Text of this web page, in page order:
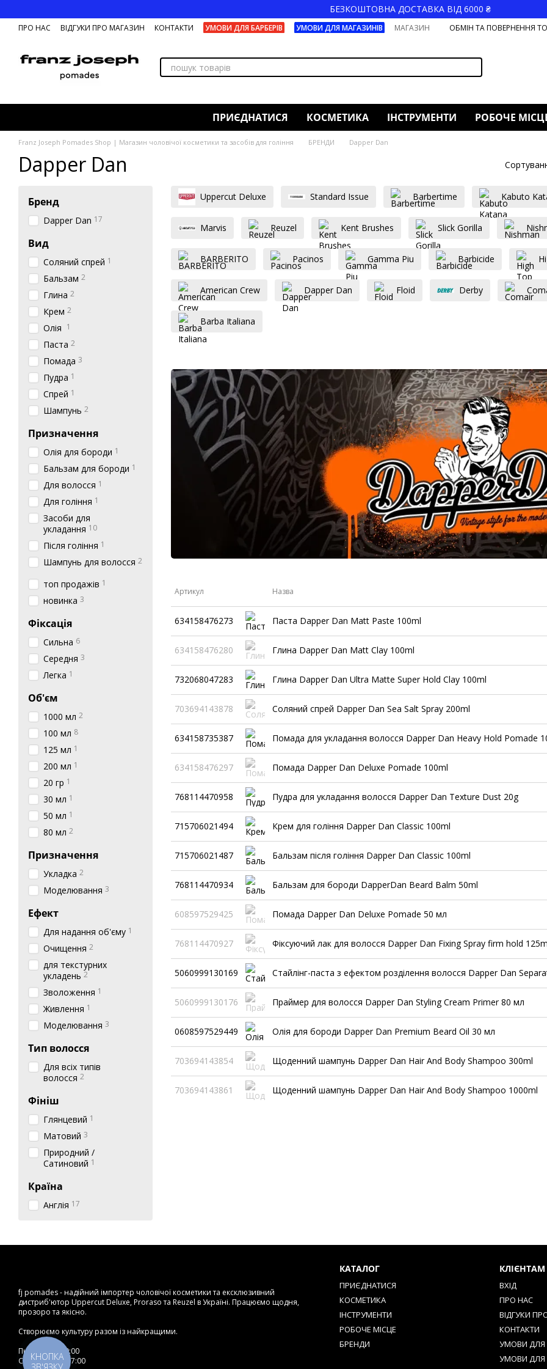
БЕЗКОШТОВНА ДОСТАВКА ВІД 6000 ₴
ПРО НАС ВІДГУКИ ПРО МАГАЗИН КОНТАКТИ УМОВИ ДЛЯ БАРБЕРІВ УМОВИ ДЛЯ МАГАЗИНІВ МАГАЗИН ОБМІН ТА ПОВЕРНЕННЯ
ПРИЄДНАТИСЯ КОСМЕТИКА ІНСТРУМЕНТИ РОБОЧЕ
Franz Joseph Pomades Shop | Магазин чоловічої косметики та засобів для гоління БРЕНДИ Dapper Dan
Dapper Dan
Uppercut Deluxe Standard Issue Barbertime Kabuto
Marvis Reuzel Kent Brushes Slick Gorilla
BARBERITO Pacinos Gamma Piu Barbicide
American Crew Dapper Dan Floid Derby
Barba Italiana
Артикул Назва
634158476273 Паста Dapper Dan Matt Paste 100ml
634158476280 Глина Dapper Dan Matt Clay 100ml
732068047283 Глина Dapper Dan Ultra Matte Super Hold Clay 100ml
703694143878 Соляний спрей Dapper Dan Sea Salt Spray 200ml
634158735387 Помада для укладання волосся Dapper Dan Heavy Hold Pomade
634158476297 Помада Dapper Dan Deluxe Pomade 100ml
768114470958 Пудра для укладання волосся Dapper Dan Texture Dust 20g
715706021494 Крем для гоління Dapper Dan Classic 100ml
715706021487 Бальзам після гоління Dapper Dan Classic 100ml
768114470934 Бальзам для бороди DapperDan Beard Balm 50ml
608597529425 Помада Dapper Dan Deluxe Pomade 50 мл
768114470927 Фіксуючий лак для волосся Dapper Dan Fixing Spray firm hold
5060999130169 Стайлінг-паста з ефектом розділення волосся Dapper Dan
5060999130176 Праймер для волосся Dapper Dan Styling Cream Primer 80 мл
0608597529449 Олія для бороди Dapper Dan Premium Beard Oil 30 мл
703694143854 Щоденний шампунь Dapper Dan Hair And Body Shampoo 300ml
703694143861 Щоденний шампунь Dapper Dan Hair And Body Shampoo 1000ml
Бренд
Dapper Dan 17
Вид
Соляний спрей 1
Бальзам 2
Глина 2
Крем 2
Олія 1
Паста 2
Помада 3
Пудра 1
Спрей 1
Шампунь 2
Призначення
Олія для бороди 1
Бальзам для бороди 1
Для волосся 1
Для гоління 1
Засоби для
укладання 10
Після гоління 1
Шампунь для волосся 2
топ продажів 1
новинка 3
Фіксація
Сильна 6
Середня 3
Легка 1
Об'єм
1000 мл 2
100 мл 8
125 мл 1
200 мл 1
20 гр 1
30 мл 1
50 мл 1
80 мл 2
Призначення
Укладка 2
Моделювання 3
Ефект
Для надання об'єму 1
Очищення 2
для текстурних
укладень 2
Зволоження 1
Живлення 1
Моделювання 3
Тип волосся
Для всіх типів
волосся 2
Фініш
Глянцевий 1
Матовий 3
Природний /
Сатиновий 1
Країна
Англія 17
fj pomades - надійний імпортер чоловічої косметики та ексклюзивний
дистриб'ютор Uppercut Deluxe, Proraso та Reuzel в Україні. Працюємо щодня,
прозоро та якісно.
Створюємо культуру разом із найкращими.
Пн-Пт: 9:00–20:00
Сб-Нд: 10:00–17:00
КАТАЛОГ
ПРИЄДНАТИСЯ
КОСМЕТИКА
ІНСТРУМЕНТИ
РОБОЧЕ МІСЦЕ
БРЕНДИ
КЛІЄНТАМ
ВХІД
ПРО НАС
ВІДГУКИ
КОНТАКТИ
УМОВИ ДЛЯ
УМОВИ ДЛЯ
КНОПКА